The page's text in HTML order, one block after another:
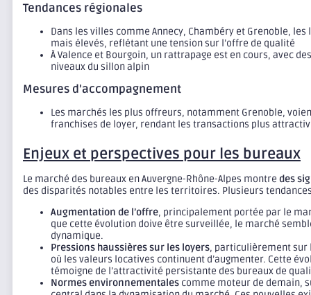
Tendances régionales
Dans les villes comme Annecy, Chambéry et Grenoble,
mais élevés, reflétant une tension sur l’offre de qualité
À Valence et Bourgoin, un rattrapage est en cours, avec
niveaux du sillon alpin
Mesures d’accompagnement
Les marchés les plus offreurs, notamment Grenoble,
franchises de loyer, rendant les transactions plus
Enjeux et perspectives pour les bureaux
Le marché des bureaux en Auvergne-Rhône-Alpes montre des
des disparités notables entre les territoires. Plusieurs
Augmentation de l’offre, principalement portée par le
que cette évolution doive être surveillée, le marché
dynamique.
Pressions haussières sur les loyers, particulièrement sur
où les valeurs locatives continuent d’augmenter. Cette
témoigne de l’attractivité persistante des bureaux de
Normes environnementales comme moteur de demain,